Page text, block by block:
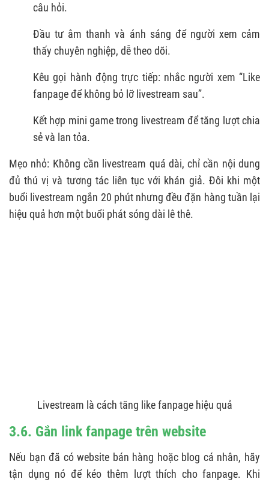
câu hỏi.
Đầu tư âm thanh và ánh sáng để người xem cảm
thấy chuyên nghiệp, dễ theo dõi.
Kêu gọi hành động trực tiếp: nhắc người xem “Like
fanpage để không bỏ lỡ livestream sau”.
Kết hợp mini game trong livestream để tăng lượt chia
sẻ và lan tỏa.
Mẹo nhỏ: Không cần livestream quá dài, chỉ cần nội dung
đủ thú vị và tương tác liên tục với khán giả. Đôi khi một
buổi livestream ngắn 20 phút nhưng đều đặn hàng tuần lại
hiệu quả hơn một buổi phát sóng dài lê thê.
Livestream là cách tăng like fanpage hiệu quả
3.6. Gắn link fanpage trên website
Nếu bạn đã có website bán hàng hoặc blog cá nhân, hãy
tận dụng nó để kéo thêm lượt thích cho fanpage. Khi